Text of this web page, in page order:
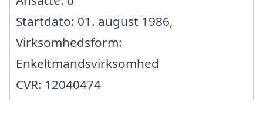
Startdato: 01. august 1986,
Virksomhedsform:
Enkeltmandsvirksomhed
CVR: 12040474